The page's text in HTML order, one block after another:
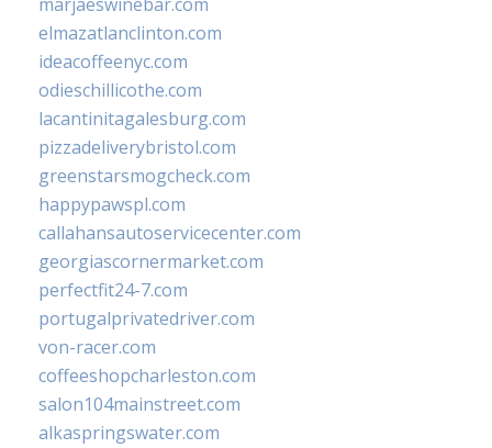
elmazatlanclinton.com
ideacoffeenyc.com
odieschillicothe.com
lacantinitagalesburg.com
pizzadeliverybristol.com
greenstarsmogcheck.com
happypawspl.com
callahansautoservicecenter.com
georgiascornermarket.com
perfectfit24-7.com
portugalprivatedriver.com
von-racer.com
coffeeshopcharleston.com
salon104mainstreet.com
alkaspringswater.com